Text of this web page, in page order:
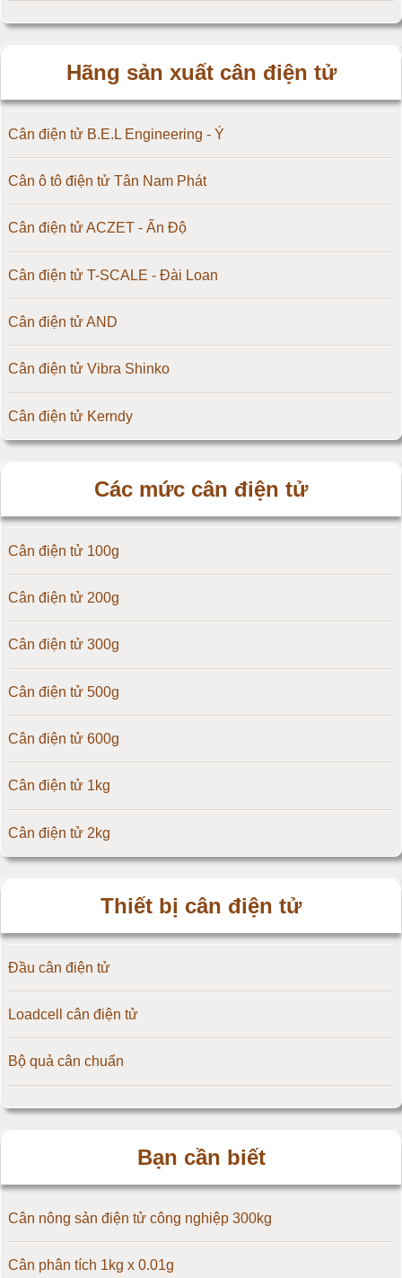
Hãng sản xuất cân điện tử
Cân điện tử B.E.L Engineering - Ý
Cân ô tô điện tử Tân Nam Phát
Cân điện tử ACZET - Ấn Độ
Cân điện tử T-SCALE - Đài Loan
Cân điện tử AND
Cân điện tử Vibra Shinko
Cân điện tử Kerndy
Cân điện tử OCS
Cân điện tử Digi
Cân điện tử TNP Scacle
Cân điện tử CAS Hàn Quốc
Cân điện tử Yaohua
Cân điện tử Amcells
Đầu cân điện tử Flintec
Các mức cân điện tử
Cân điện tử 100g
Cân điện tử 200g
Cân điện tử 300g
Cân điện tử 500g
Cân điện tử 600g
Cân điện tử 1kg
Cân điện tử 2kg
Cân điện tử 10kg
Cân điện tử 15kg
Cân điện tử 20kg
Cân điện tử 25kg
Cân điện tử 50kg
Cân điện tử 60kg
Thiết bị cân điện tử
Đầu cân điện tử
Loadcell cân điện tử
Bộ quả cân chuẩn
Bạn cần biết
Cân nông sản điện tử công nghiệp 300kg
Cân phân tích 1kg x 0.01g